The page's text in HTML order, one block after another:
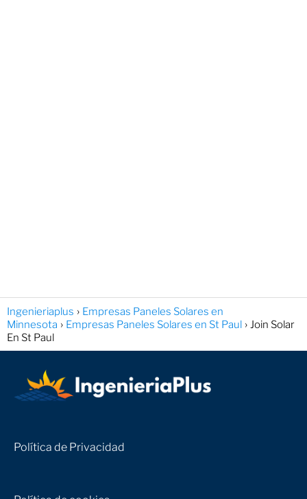
Ingenieriaplus
Empresas Paneles Solares en
Minnesota
Empresas Paneles Solares en St Paul
Join Solar
En St Paul
Política de Privacidad